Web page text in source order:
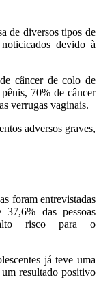
de diversos tipos de
devido à
câncer de colo de
70% de câncer
verrugas vaginais.
adversos graves,
foram entrevistadas
das pessoas
alto risco para o
já teve uma
resultado positivo